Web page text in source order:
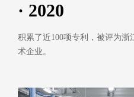
· 2020
积累了近100项专利，被评为
术企业。